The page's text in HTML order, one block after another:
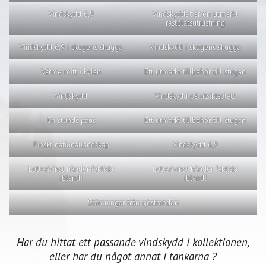
Vindskydd 6,9
Vindskyddet är en utmärkt
rastplatsutrustning
Vindskydd 6,9 i skogens skugga Vindskydd i skogens skugga
Värme mitt i kylan Ett utmärkt tillbehör till stugan
Vindskydd Vindskydd på utsiktsplats
En stunds paus Ett utmärkt tillbehör till stugan
Finskt nationallandskap Vindskydd 6,9
Lotterivinst händer faktiskt
ibland!
Lotterivinst händer faktiskt
ibland!
Stämningar från sjöstranden
Har du hittat ett passande vindskydd i kollektionen,
eller har du något annat i tankarna ?